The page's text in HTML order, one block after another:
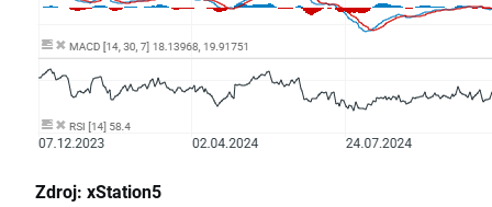
Zdroj: xStation5